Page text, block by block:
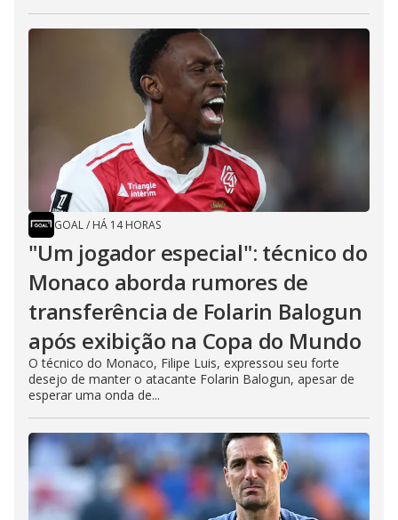
GOAL/ HÁ 14 HORAS
"Um jogador especial": técnico do
Monaco aborda rumores de
transferência de Folarin Balogun
após exibição na Copa do Mundo
O técnico do Monaco, Filipe Luis, expressou seu forte
desejo de manter o atacante Folarin Balogun, apesar de
esperar uma onda de...